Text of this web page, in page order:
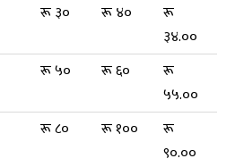
रू ३० रू ४०
रू
३४.००
रू ५० रू ६०
रू
५५.००
रू ८० रू १००
रू
९०.००